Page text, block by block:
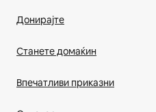
Донирајте
Станете домаќин
Впечатливи приказни